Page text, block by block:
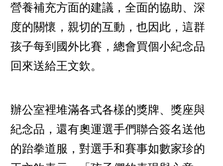
營養補充方面的建議，全面的協助、深
度的關懷，親切的互動，也因此，這群
孩子每到國外比賽，總會買個小紀念品
回來送給王文欽。
辦公室裡堆滿各式各樣的獎牌、獎座與
紀念品，還有奧運選手們聯合簽名送他
的跆拳道服，對選手和賽事如數家珍的